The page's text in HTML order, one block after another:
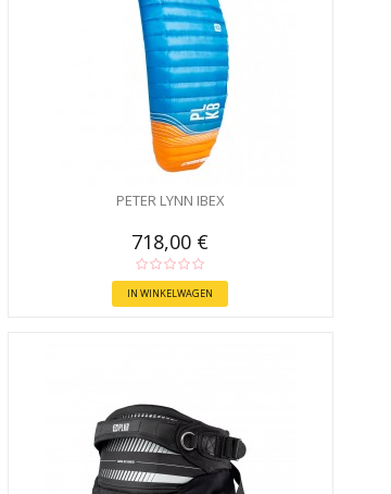
PETER LYNN IBEX
718,00 €
IN WINKELWAGEN